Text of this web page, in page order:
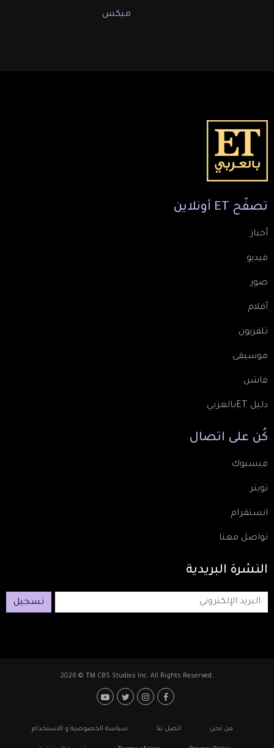
ميكس
تصفّح ET أونلاين
أخبار
فيديو
صور
أفلام
تلفزيون
موسيقى
فاشن
دليل ETبالعربي
كُن على اتصال
فيسبوك
تويتر
انستقرام
تواصل معنا
النشرة البريدية
تسجيل
2026 © TM CBS Studios Inc. All Rights Reserved.
Footer: Social Media
Footerمن نحن اتصل بنا سياسة الخصوصية و الاستخدام